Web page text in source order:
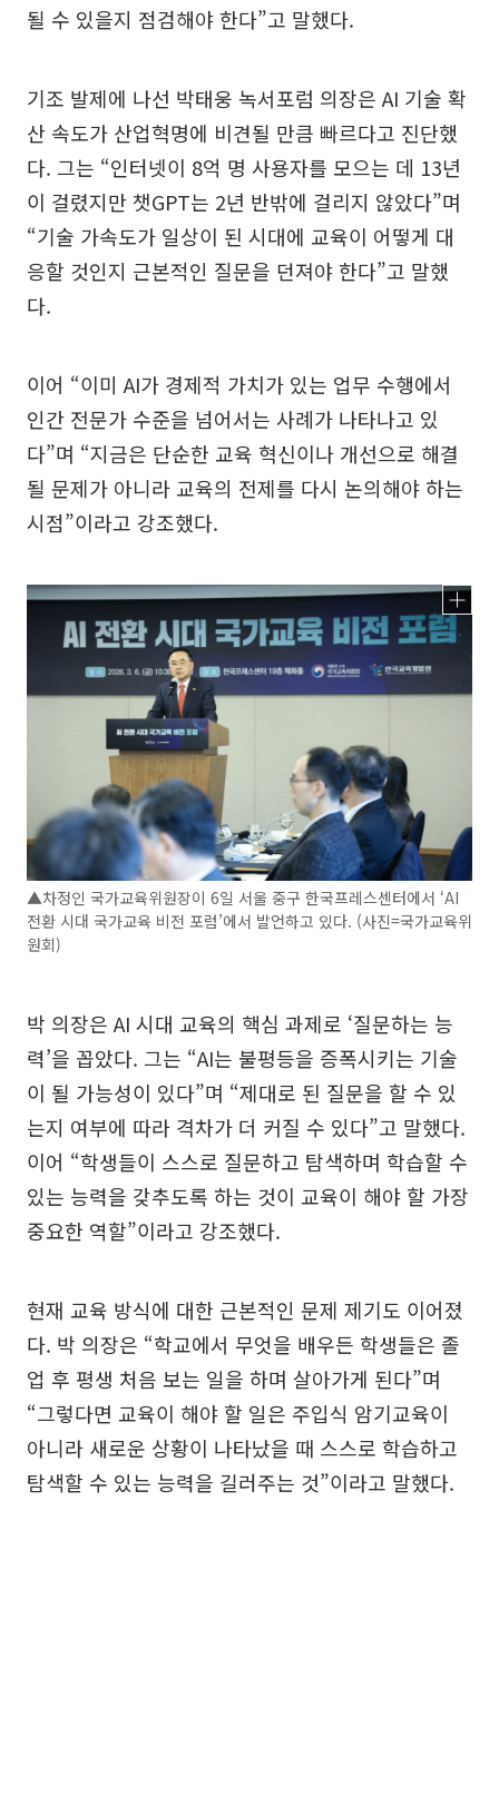
될 수 있을지 점검해야 한다”고 말했다.
기조 발제에 나선 박태웅 녹서포럼 의장은 AI 기술 확
산 속도가 산업혁명에 비견될 만큼 빠르다고 진단했
다. 그는 “인터넷이 8억 명 사용자를 모으는 데 13년
이 걸렸지만 챗GPT는 2년 반밖에 걸리지 않았다”며
“기술 가속도가 일상이 된 시대에 교육이 어떻게 대
응할 것인지 근본적인 질문을 던져야 한다”고 말했
다.
이어 “이미 AI가 경제적 가치가 있는 업무 수행에서
인간 전문가 수준을 넘어서는 사례가 나타나고 있
다”며 “지금은 단순한 교육 혁신이나 개선으로 해결
될 문제가 아니라 교육의 전제를 다시 논의해야 하는
시점”이라고 강조했다.
▲차정인 국가교육위원장이 6일 서울 중구 한국프레스센터에서 ‘AI
전환 시대 국가교육 비전 포럼’에서 발언하고 있다. (사진=국가교육위
원회)
박 의장은 AI 시대 교육의 핵심 과제로 ‘질문하는 능
력’을 꼽았다. 그는 “AI는 불평등을 증폭시키는 기술
이 될 가능성이 있다”며 “제대로 된 질문을 할 수 있
는지 여부에 따라 격차가 더 커질 수 있다”고 말했다.
이어 “학생들이 스스로 질문하고 탐색하며 학습할 수
있는 능력을 갖추도록 하는 것이 교육이 해야 할 가장
중요한 역할”이라고 강조했다.
현재 교육 방식에 대한 근본적인 문제 제기도 이어졌
다. 박 의장은 “학교에서 무엇을 배우든 학생들은 졸
업 후 평생 처음 보는 일을 하며 살아가게 된다”며
“그렇다면 교육이 해야 할 일은 주입식 암기교육이
아니라 새로운 상황이 나타났을 때 스스로 학습하고
탐색할 수 있는 능력을 길러주는 것”이라고 말했다.